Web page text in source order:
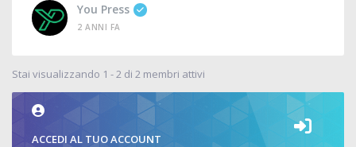
You Press
2 ANNI FA
Stai visualizzando 1 - 2 di 2 membri attivi
ACCEDI AL TUO ACCOUNT